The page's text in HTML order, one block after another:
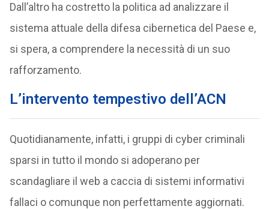
Dall’altro ha costretto la politica ad analizzare il
sistema attuale della difesa cibernetica del Paese e,
si spera, a comprendere la necessità di un suo
rafforzamento.
L’intervento tempestivo dell’ACN
Quotidianamente, infatti, i gruppi di cyber criminali
sparsi in tutto il mondo si adoperano per
scandagliare il web a caccia di sistemi informativi
fallaci o comunque non perfettamente aggiornati.